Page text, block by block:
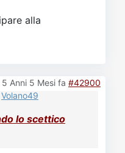
alla
5 Anni 5 Mesi fa #42900
Volano49
lo scettico